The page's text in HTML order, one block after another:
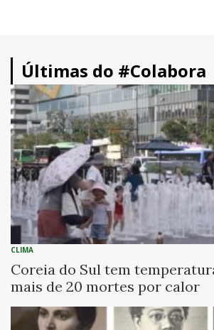
Últimas do #Colabora
CLIMA
Coreia do Sul tem
mais de 20 mortes por calor